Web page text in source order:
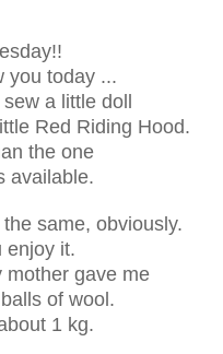
you today ...
a little doll
Red Riding Hood.
the one
available.
same, obviously.
enjoy it.
mother gave me
of wool.
1 kg.